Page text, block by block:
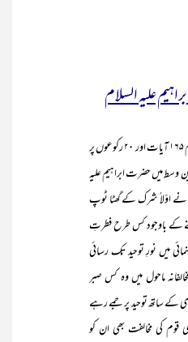
علیہ السلام
سورۃ الانعام ۱۶۵ آیات اور ۲۰ رکوعوں پر
میں حضرت ابراہیم علیہ
نے اوّلاً شرک کے گھٹا ٹوپ
کے باوجود کس طرح فطرتِ
میں نورِ توحید تک رسائی
ماحول میں وہ کس صبر
کے ساتھ توحید پر جمے رہے
قوم کی مخالفت بھی ان کو